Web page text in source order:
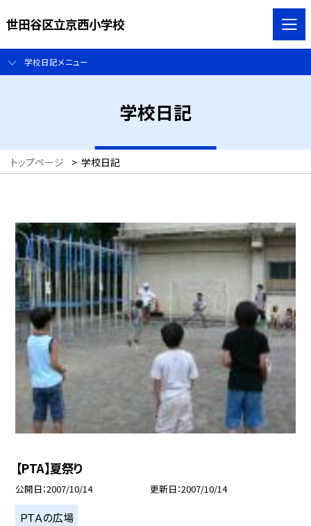
世田谷区立京西小学校
学校日記メニュー
学校日記
トップページ > 学校日記
【PTA】夏祭り
公開日 2007/10/14 更新日 2007/10/14
ＰＴＡの広場